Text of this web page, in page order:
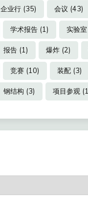
企业行 (35) 会议 (43)
学术报告 (1) 实验室
报告 (1) 爆炸 (2)
竞赛 (10) 装配 (3)
钢结构 (3) 项目参观